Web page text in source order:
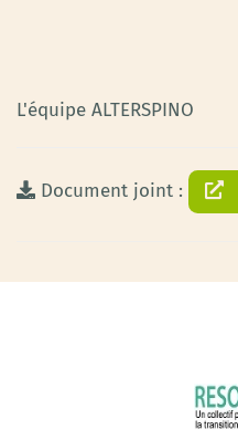
L'équipe ALTERSPINO
Document joint :